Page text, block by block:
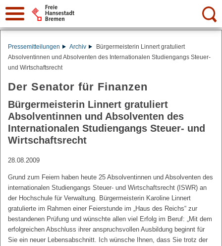
Suche:
Pressemitteilungen Archiv
Bürgermeisterin Linnert gratuliert
Absolventinnen und Absolventen des Internationalen Studiengangs Steuer-
und Wirtschaftsrecht
Der Senator für Finanzen
Bürgermeisterin Linnert gratuliert
Absolventinnen und Absolventen des
Internationalen Studiengangs Steuer- und
Wirtschaftsrecht
28.08.2009
Grund zum Feiern haben heute 25 Absolventinnen und Absolventen des
internationalen Studiengangs Steuer- und Wirtschaftsrecht (ISWR) an
der Hochschule für Verwaltung. Bürgermeisterin Karoline Linnert
gratulierte im Rahmen einer Feierstunde im „Haus des Reichs“ zur
bestandenen Prüfung und wünschte allen viel Erfolg im Beruf: „Mit dem
erfolgreichen Abschluss ihrer anspruchsvollen Ausbildung beginnt für
Sie ein neuer Lebensabschnitt. Ich wünsche Ihnen, dass Sie trotz der